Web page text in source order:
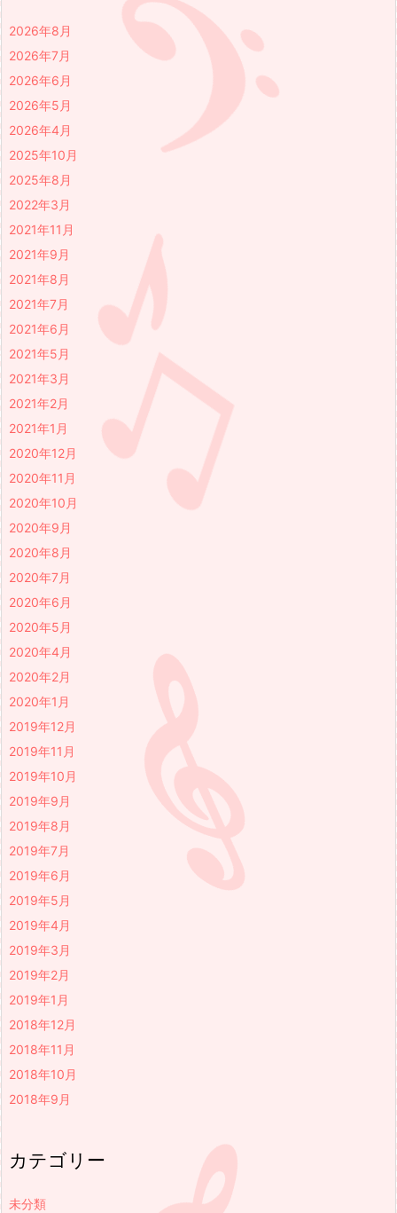
2026年8月
2026年7月
2026年6月
2026年5月
2026年4月
2025年10月
2025年8月
2022年3月
2021年11月
2021年9月
2021年8月
2021年7月
2021年6月
2021年5月
2021年3月
2021年2月
2021年1月
2020年12月
2020年11月
2020年10月
2020年9月
2020年8月
2020年7月
2020年6月
2020年5月
2020年4月
2020年2月
2020年1月
2019年12月
2019年11月
2019年10月
2019年9月
2019年8月
2019年7月
2019年6月
2019年5月
2019年4月
2019年3月
2019年2月
2019年1月
2018年12月
2018年11月
2018年10月
2018年9月
カテゴリー
未分類